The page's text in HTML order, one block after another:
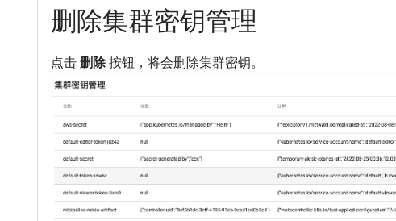
删除集群密钥管理
点击 删除按钮，将会删除集群密钥。